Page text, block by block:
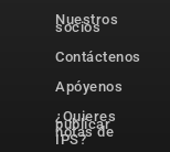
Nuestros
socios
Contáctenos
Apóyenos
¿Quieres
publicar
notas de
IPS?